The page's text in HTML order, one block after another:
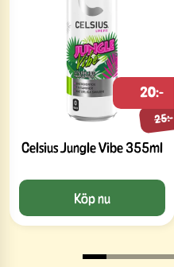
Celsius Jungle Vibe 355ml
25:-
20:-
Köp nu